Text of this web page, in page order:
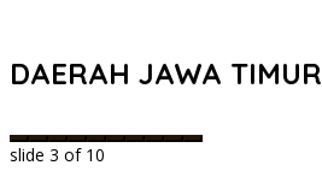
DAERAH JAWA TIMUR
slide 3 of 10